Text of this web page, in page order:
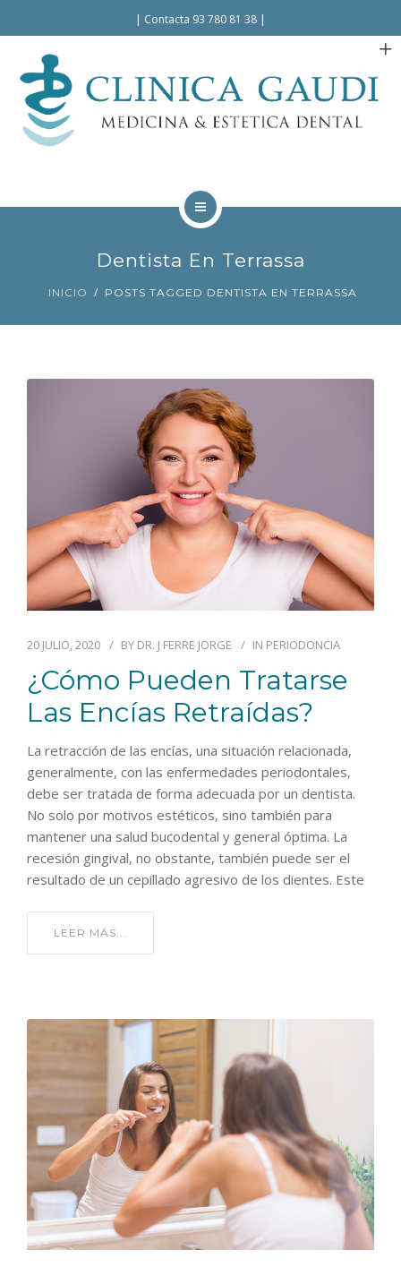
| Contacta 93 780 81 38 |
Dentista En Terrassa
INICIO POSTS TAGGED DENTISTA EN TERRASSA
20 JULIO, 2020 BY DR. J FERRE JORGE IN PERIODONCIA
¿Cómo Pueden Tratarse
Las Encías Retraídas?
La retracción de las encías, una situación relacionada,
generalmente, con las enfermedades periodontales,
debe ser tratada de forma adecuada por un dentista.
No solo por motivos estéticos, sino también para
mantener una salud bucodental y general óptima. La
recesión gingival, no obstante, también puede ser el
resultado de un cepillado agresivo de los dientes. Este
LEER MÁS...